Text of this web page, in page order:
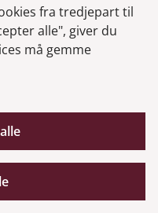
fra tredjepart til
alle", giver du
må gemme